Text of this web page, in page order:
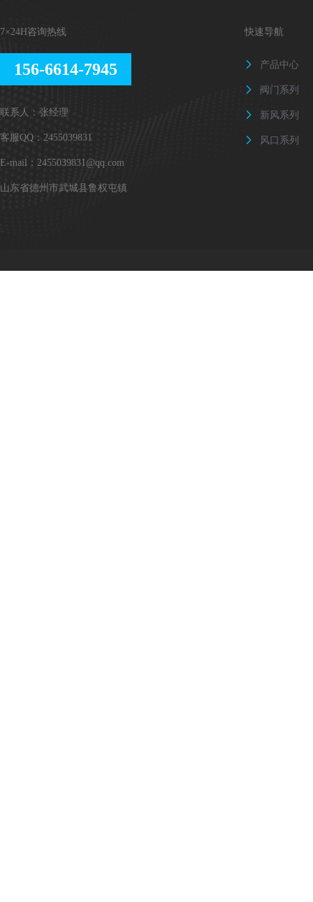
7×24H咨询热线
156-6614-7945
联系人：张经理
客服QQ：2455039831
E-mail：2455039831@qq.com
山东省德州市武城县鲁权屯镇
快速导航
 产品中心
 阀门系列
 新风系列
 风口系列